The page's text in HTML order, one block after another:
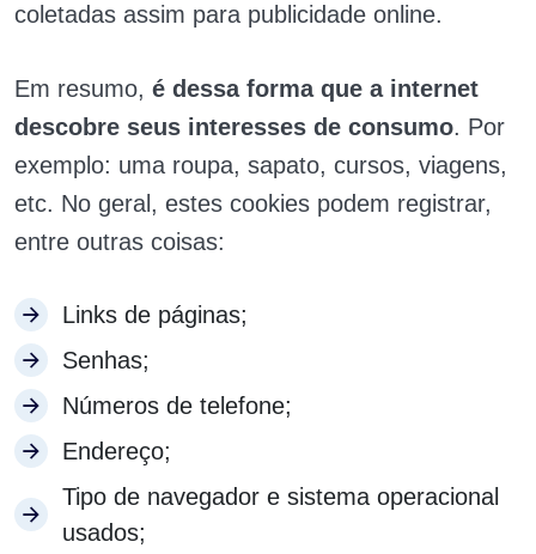
coletadas assim para publicidade online.
Em resumo, é dessa forma que a internet
descobre seus interesses de consumo. Por
exemplo: uma roupa, sapato, cursos, viagens,
etc. No geral, estes cookies podem registrar,
entre outras coisas:
Links de páginas;
Senhas;
Números de telefone;
Endereço;
Tipo de navegador e sistema operacional
usados;